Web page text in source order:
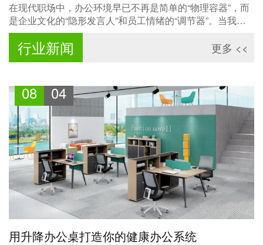
在现代职场中，办公环境早已不再是简单的“物理容器”，而
是企业文化的“隐形发言人”和员工情绪的“调节器”。当我们
谈论办公家具配色时，本质上是在探讨空间心理学与品牌视
觉识别的交叉应用。
行业新闻 更多 <<
08 04
用升降办公桌打造你的健康办公系统